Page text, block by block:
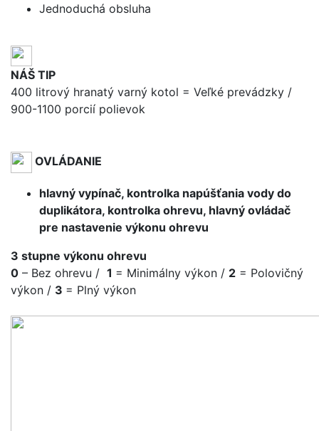
Jednoduchá obsluha
NÁŠ TIP
400 litrový hranatý varný kotol = Veľké prevádzky /
900-1100 porcií polievok
OVLÁDANIE
hlavný vypínač, kontrolka napúšťania vody do
duplikátora, kontrolka ohrevu, hlavný ovládač
pre nastavenie výkonu ohrevu
3 stupne výkonu ohrevu
0 – Bez ohrevu / 1 = Minimálny výkon / 2 = Polovičný
výkon / 3 = Plný výkon